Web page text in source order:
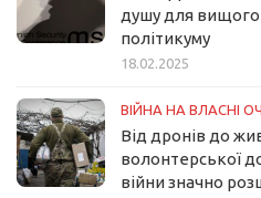
душу для
політикуму
18.02.2025
ВІЙНА НА ВЛАСНІ
Від дронів до
волонтерської
війни значно